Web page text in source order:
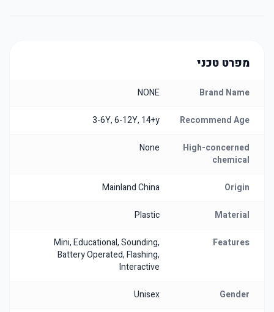
מפרט טכני
Brand Name
NONE
Recommend Age
3-6Y, 6-12Y, 14+y
High-concerned
chemical
None
Origin
Mainland China
Material
Plastic
Features
Mini, Educational, Sounding,
Battery Operated, Flashing,
Interactive
Gender
Unisex